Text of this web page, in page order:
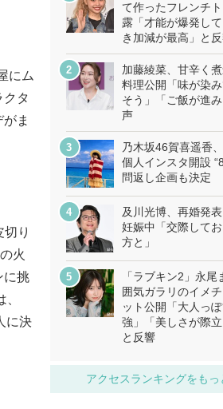
にム
タ
ま
り
火
に挑
に決
て作ったフレンチ
露「才能が爆発し
き加減が最高」と
加藤綾菜、甘辛く
料理公開「味が染
そう」「ご飯が進
声
乃木坂46賀喜遥香
個人インスタ開設
問返し企画も決定
及川光博、再婚発
妊娠中「交際して
方と」
「ラブキン2」永尾
囲気ガラリのイメ
ット公開「大人っ
強」「美しさが際立
と反響
アクセスランキングをもっ